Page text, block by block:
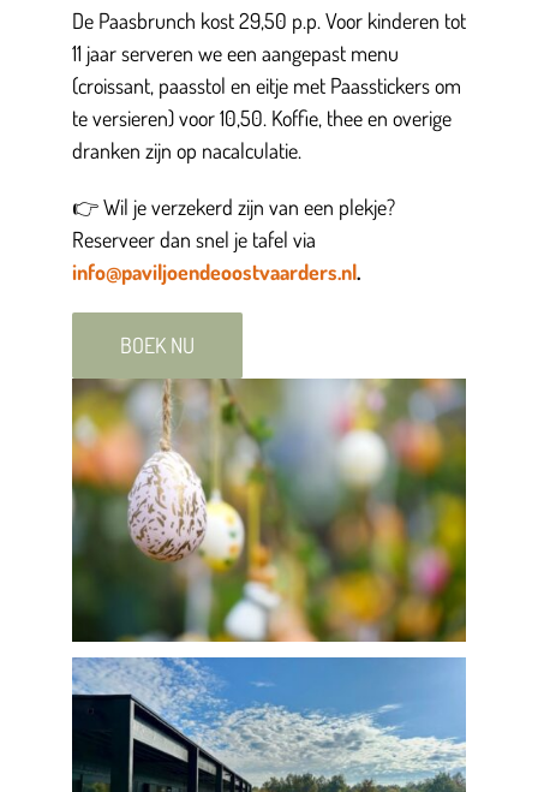
De Paasbrunch kost 29,50 p.p. Voor kinderen tot
11 jaar serveren we een aangepast menu
(croissant, paasstol en eitje met Paasstickers om
te versieren) voor 10,50. Koffie, thee en overige
dranken zijn op nacalculatie.
👉 Wil je verzekerd zijn van een plekje?
Reserveer dan snel je tafel via
info@paviljoendeoostvaarders.nl.
BOEK NU